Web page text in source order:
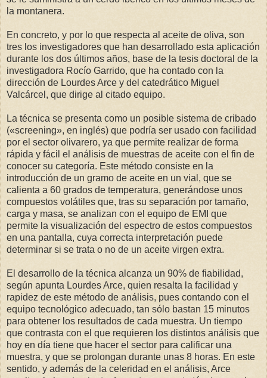
la montanera.
En concreto, y por lo que respecta al aceite de oliva, son
tres los investigadores que han desarrollado esta aplicación
durante los dos últimos años, base de la tesis doctoral de la
investigadora Rocío Garrido, que ha contado con la
dirección de Lourdes Arce y del catedrático Miguel
Valcárcel, que dirige al citado equipo.
La técnica se presenta como un posible sistema de cribado
(«screening», en inglés) que podría ser usado con facilidad
por el sector olivarero, ya que permite realizar de forma
rápida y fácil el análisis de muestras de aceite con el fin de
conocer su categoría. Este método consiste en la
introducción de un gramo de aceite en un vial, que se
calienta a 60 grados de temperatura, generándose unos
compuestos volátiles que, tras su separación por tamaño,
carga y masa, se analizan con el equipo de EMI que
permite la visualización del espectro de estos compuestos
en una pantalla, cuya correcta interpretación puede
determinar si se trata o no de un aceite virgen extra.
El desarrollo de la técnica alcanza un 90% de fiabilidad,
según apunta Lourdes Arce, quien resalta la facilidad y
rapidez de este método de análisis, pues contando con el
equipo tecnológico adecuado, tan sólo bastan 15 minutos
para obtener los resultados de cada muestra. Un tiempo
que contrasta con el que requieren los distintos análisis que
hoy en día tiene que hacer el sector para calificar una
muestra, y que se prolongan durante unas 8 horas. En este
sentido, y además de la celeridad en el análisis, Arce